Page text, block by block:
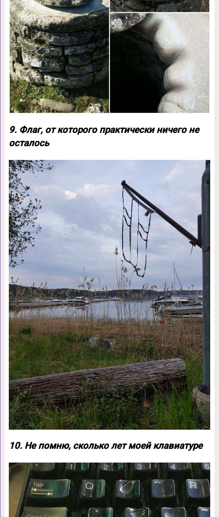
9. Флаг, от которого практически ничего не
осталось
10. Не помню, сколько лет моей клавиатуре